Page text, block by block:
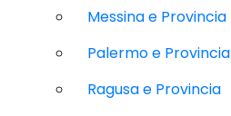
Messina e Provincia
Palermo e Provincia
Ragusa e Provincia